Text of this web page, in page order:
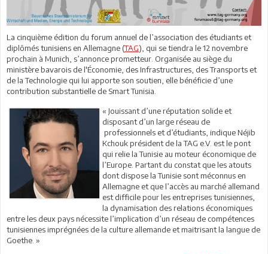
La cinquième édition du forum annuel de l’association des étudiants et
diplômés tunisiens en Allemagne (TAG), qui se tiendra le 12 novembre
prochain à Munich, s’annonce prometteur. Organisée au siège du
ministère bavarois de l'Économie, des Infrastructures, des Transports et
de la Technologie qui lui apporte son soutien, elle bénéficie d’une
contribution substantielle de Smart Tunisia.
« Jouissant d’une réputation solide et
disposant d’un large réseau de
professionnels et d’étudiants, indique Néjib
Kchouk président de la TAG e.V. est le pont
qui relie la Tunisie au moteur économique de
l’Europe. Partant du constat que les atouts
dont dispose la Tunisie sont méconnus en
Allemagne et que l’accès au marché allemand
est difficile pour les entreprises tunisiennes,
la dynamisation des relations économiques
entre les deux pays nécessite l’implication d’un réseau de compétences
tunisiennes imprégnées de la culture allemande et maitrisant la langue de
Goethe. »